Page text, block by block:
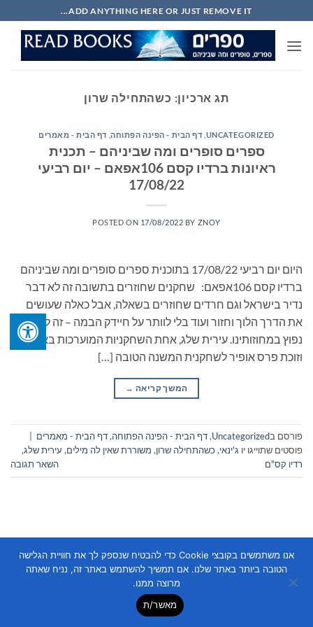
to
content
ADD ANYTHING HERE OR JUST REMOVE IT...
תג ארכיון: כשהתחילה שרון
UNCATEGORIZED דף הבית - הפינה הפתוחה, דף הבית - מאמרים
ספרים סופרים ומה שביניהם – תכנית
ראיונות ברדיו קסם 106אפאם – יום רביעי
17/08/22
POSTED ON 17/08/2022 BY ZNOY
היום יום רביעי 17/08/22 בתוכנית ספרים סופרים ומה שביניהם
ברדיו קסם 106אפאם: שחקנים שחוזרים בתשובה זה לא דבר
נדיר בישראל וגם חרדים שחוזרים בשאלה, אבל כאלה שעושים
את הדרך הלוך וחזור ועוד בלי לוותר על חיידק הבמה – זה לא דבר
נפוץ במחוזותינו. עירית שלג, אחת השחקניות המוערכות בארץ
וזוכת פרס אופיר לשחקנית המשנה הטובה […]
המשך קריאה →
פורסם בUncategorized
,דף הבית - הפינה הפתוחה,דף הבית - מאמרים
פוסטים שתוייגו יו ג'ינאי, כשהתחילה שרון, משוררת שאין לה מילים, עירית שלג,
רדיו קס"ם
השאר תגובה
Copyright 2026 ©
אנו משתמשים בקובצי Cookie כדי להבטיח שנספק לך את חוויית הגלישה
הטובה ביותר באתר שלנו. אם תמשיך להשתמש באתר זה, נניח שאתה
מרוצה ממנו.
מאשר/ת